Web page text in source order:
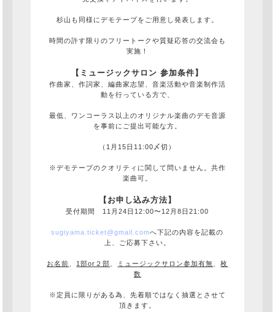
杉山も同様にデモテープをご用意し発表します。
時間の許す限りのフリートークや質疑応答の交流会も
実施！
【ミュージックサロン 参加条件】
作曲家、作詞家、編曲家志望、音楽活動や音楽制作活
動を行っている方で、
最低、ワンコーラス以上のオリジナル楽曲のデモ音源
を事前にご提出可能な方。
（1月15日11:00〆切）
※デモテープのクオリティに関して問いません。共作
楽曲可。
【お申し込み方法】
受付期間 11月24日12:00〜12月8日21:00
sugiyama.ticket@gmail.comへ下記の内容を記載の
上、ご応募下さい。
お名前 1部or２部 ミュージックサロン参加有無 、枚
数
※定員に限りがある為、先着順ではなく抽選とさせて
頂きます。